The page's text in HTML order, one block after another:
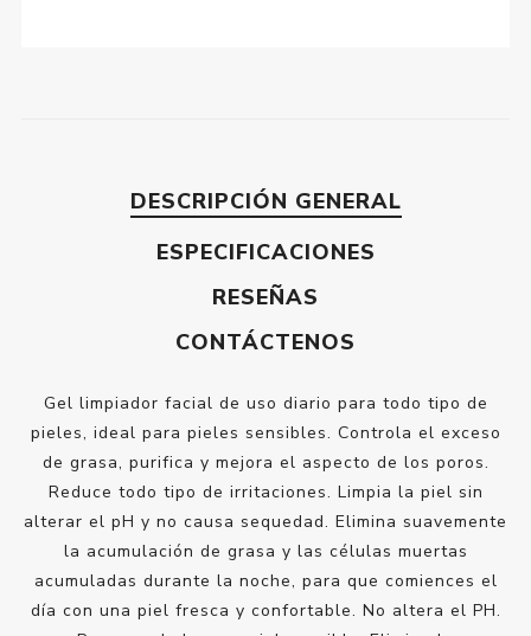
DESCRIPCIÓN GENERAL
ESPECIFICACIONES
RESEÑAS
CONTÁCTENOS
Gel limpiador facial de uso diario para todo tipo de
pieles, ideal para pieles sensibles. Controla el exceso
de grasa, purifica y mejora el aspecto de los poros.
Reduce todo tipo de irritaciones. Limpia la piel sin
alterar el pH y no causa sequedad. Elimina suavemente
la acumulación de grasa y las células muertas
acumuladas durante la noche, para que comiences el
día con una piel fresca y confortable. No altera el PH.